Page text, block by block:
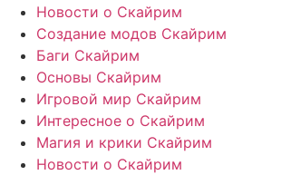
Новости о Скайрим
Создание модов Скайрим
Баги Скайрим
Основы Скайрим
Игровой мир Скайрим
Интересное о Скайрим
Магия и крики Скайрим
Новости о Скайрим